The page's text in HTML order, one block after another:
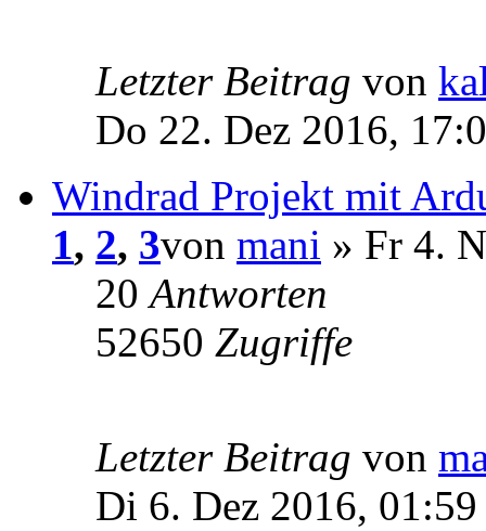
Letzter Beitrag von
Do 22. Dez 2016,
Windrad Projekt mit
1, 2, 3von mani » Fr 4.
20Antworten
52650 Zugriffe
Letzter Beitrag von
Di 6. Dez 2016, 01:59